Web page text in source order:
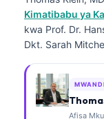
Kimatibabu ya
kwa Prof. Dr.
Dkt. Sarah
Afisa